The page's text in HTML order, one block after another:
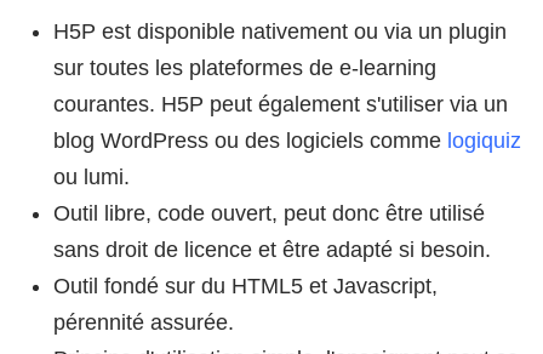
H5P est disponible nativement ou via un plugin
sur toutes les plateformes de e-learning
courantes. H5P peut également s'utiliser via un
blog WordPress ou des logiciels comme logiquiz
ou lumi.
Outil libre, code ouvert, peut donc être utilisé
sans droit de licence et être adapté si besoin.
Outil fondé sur du HTML5 et Javascript,
pérennité assurée.